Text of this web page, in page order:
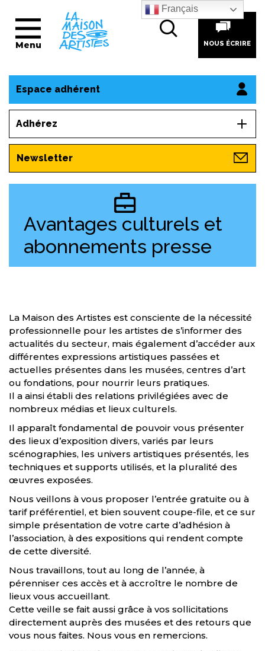
Menu NOUS ÉCRIRE
Espace adhérent
Adhérez
Newsletter
Avantages culturels et
abonnements presse
La Maison des Artistes est consciente de la nécessité
professionnelle pour les artistes de s’informer des
actualités du secteur, mais également d’accéder aux
différentes expressions artistiques passées et
actuelles présentes dans les musées, centres d’art
ou fondations, pour nourrir leurs pratiques.
Il a ainsi établi des relations privilégiées avec de
nombreux médias et lieux culturels.
Il apparaît fondamental de pouvoir vous présenter
des lieux d’exposition divers, variés par leurs
scénographies, les univers artistiques présentés, les
techniques et supports utilisés, et la pluralité des
œuvres exposées.
Nous veillons à vous proposer l’entrée gratuite ou à
tarif préférentiel, et bien souvent coupe-file, et ce sur
simple présentation de votre carte d’adhésion à
l’association, à des expositions qui rendent compte
de cette diversité.
Nous travaillons, tout au long de l’année, à
pérenniser ces accès et à accroître le nombre de
lieux vous accueillant.
Cette veille se fait aussi grâce à vos sollicitations
directement auprès des musées et des retours que
vous nous faites. Nous vous en remercions.
Français